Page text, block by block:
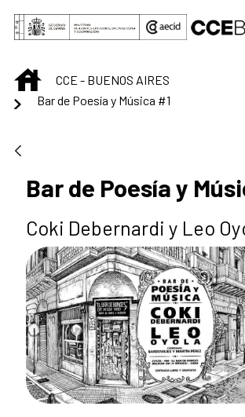
Saltar al contenido principal
INICIOCCE - BUENOS AIRES
Bar de Poesía y Música #1
Bar de Poesía y
Coki Debernardi y Leo